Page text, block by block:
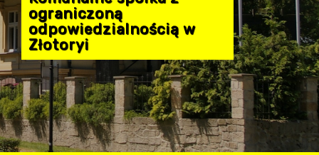
ograniczoną
odpowiedzialnością w
Złotoryi